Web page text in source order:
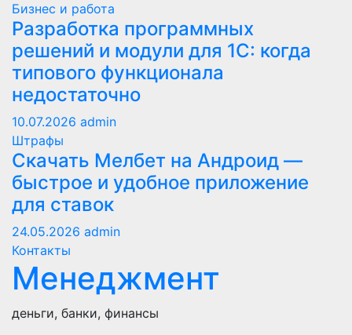
Бизнес и работа
Разработка программных
решений и модули для 1С: когда
типового функционала
недостаточно
10.07.2026 admin
Штрафы
Скачать Мелбет на Андроид —
быстрое и удобное приложение
для ставок
24.05.2026 admin
Контакты
Менеджмент
деньги, банки, финансы